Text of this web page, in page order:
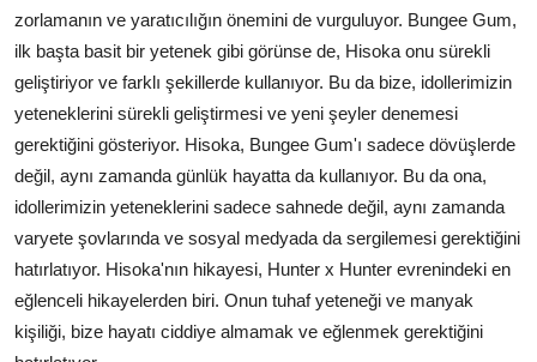
zorlamanın ve yaratıcılığın önemini de vurguluyor. Bungee Gum,
ilk başta basit bir yetenek gibi görünse de, Hisoka onu sürekli
geliştiriyor ve farklı şekillerde kullanıyor. Bu da bize, idollerimizin
yeteneklerini sürekli geliştirmesi ve yeni şeyler denemesi
gerektiğini gösteriyor. Hisoka, Bungee Gum'ı sadece dövüşlerde
değil, aynı zamanda günlük hayatta da kullanıyor. Bu da ona,
idollerimizin yeteneklerini sadece sahnede değil, aynı zamanda
varyete şovlarında ve sosyal medyada da sergilemesi gerektiğini
hatırlatıyor. Hisoka'nın hikayesi, Hunter x Hunter evrenindeki en
eğlenceli hikayelerden biri. Onun tuhaf yeteneği ve manyak
kişiliği, bize hayatı ciddiye almamak ve eğlenmek gerektiğini